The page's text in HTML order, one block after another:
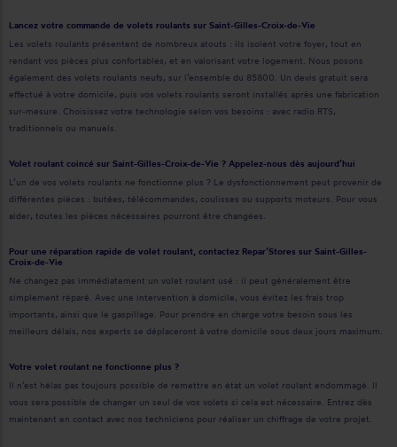
Lancez votre commande de volets roulants sur Saint-Gilles-Croix-de-Vie
Les volets roulants présentent de nombreux atouts : ils isolent votre foyer, tout en
rendant vos pièces plus confortables, et en valorisant votre logement. Nous posons
également des volets roulants neufs, sur l’ensemble du 85800. Un devis gratuit sera
effectué à votre domicile, puis vos volets roulants seront installés après une fabrication
sur-mesure. Choisissez votre technologie selon vos besoins : avec radio RTS,
traditionnels ou manuels.
Volet roulant coincé sur Saint-Gilles-Croix-de-Vie ? Appelez-nous dès aujourd’hui
L’un de vos volets roulants ne fonctionne plus ? Le dysfonctionnement peut provenir de
différentes pièces : butées, télécommandes, coulisses ou supports moteurs. Pour vous
aider, toutes les pièces nécessaires pourront être changées.
Pour une réparation rapide de volet roulant, contactez Repar’Stores sur Saint-Gilles-
Croix-de-Vie
Ne changez pas immédiatement un volet roulant usé : il peut généralement être
simplement réparé. Avec une intervention à domicile, vous évitez les frais trop
importants, ainsi que le gaspillage. Pour prendre en charge votre besoin sous les
meilleurs délais, nos experts se déplaceront à votre domicile sous deux jours maximum.
Votre volet roulant ne fonctionne plus ?
Il n’est hélas pas toujours possible de remettre en état un volet roulant endommagé. Il
vous sera possible de changer un seul de vos volets si cela est nécessaire. Entrez dès
maintenant en contact avec nos techniciens pour réaliser un chiffrage de votre projet.